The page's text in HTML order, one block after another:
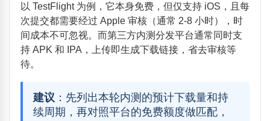
以 TestFlight 为例，它本身免费，但仅支持 iOS，且每
次提交都需要经过 Apple 审核（通常 2-8 小时），时
间成本不可忽视。而第三方内测分发平台通常同时支
持 APK 和 IPA，上传即生成下载链接，省去审核等
待。
建议 ：先列出本轮内测的预计下载量和持
续周期，再对照平台的免费额度做匹配，